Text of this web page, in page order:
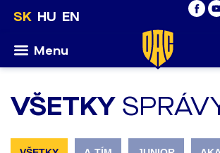
SK HU EN
Menu
VŠETKY